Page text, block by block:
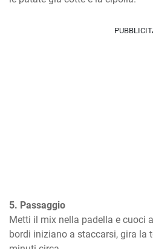
5. Passaggio
Metti il mix nella padella e cuoci
bordi iniziano a staccarsi, gira la